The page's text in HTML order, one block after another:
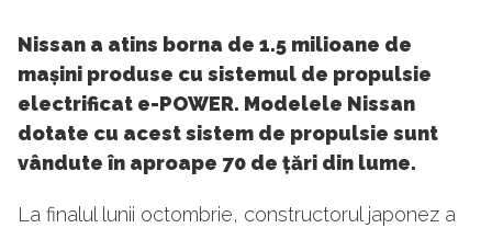
Nissan a atins borna de 1.5 milioane de
mașini produse cu sistemul de propulsie
electrificat e-POWER. Modelele Nissan
dotate cu acest sistem de propulsie sunt
vândute în aproape 70 de țări din lume.
La finalul lunii octombrie, constructorul japonez a